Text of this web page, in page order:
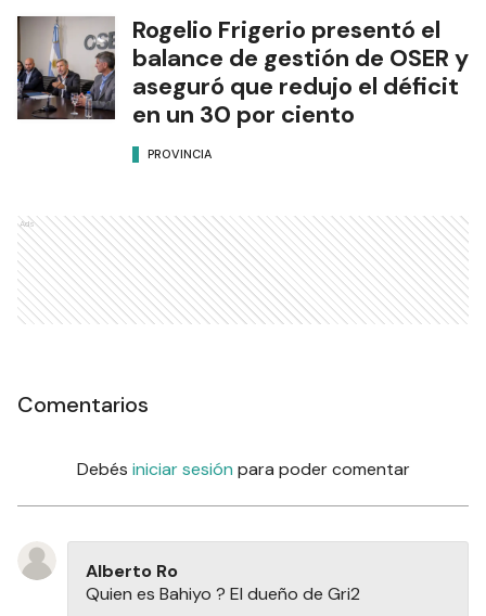
Rogelio Frigerio presentó el
balance de gestión de OSER y
aseguró que redujo el déficit
en un 30 por ciento
PROVINCIA
Ads
Comentarios
Debés iniciar sesión para poder comentar
Alberto Ro
Quien es Bahiyo ? El dueño de Gri2